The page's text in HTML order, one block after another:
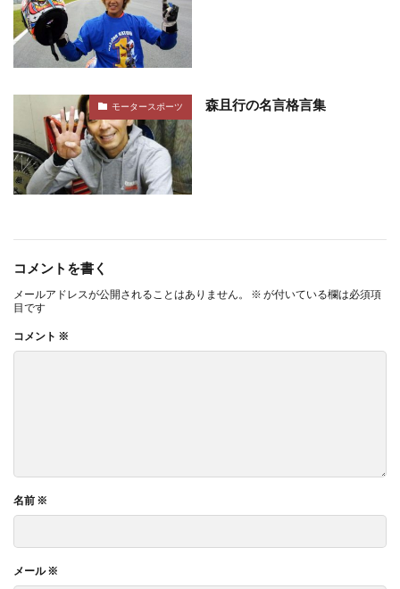
モータースポーツ 森且行の名言格言集
コメントを書く
メールアドレスが公開されることはありません。 ※ が付いている欄は必須項
目です
コメント ※
名前 ※
メール※